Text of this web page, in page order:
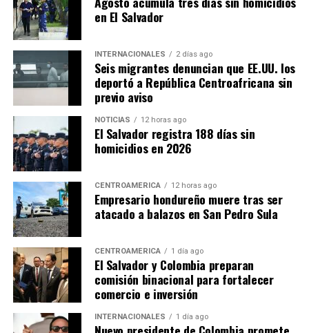
en El Salvador
INTERNACIONALES 2 días ago
Seis migrantes denuncian que EE.UU. los
deportó a República Centroafricana sin
previo aviso
NOTICIAS 12 horas ago
El Salvador registra 188 días sin
homicidios en 2026
CENTROAMÉRICA 12 horas ago
Empresario hondureño muere tras ser
atacado a balazos en San Pedro Sula
CENTROAMÉRICA 1 día ago
El Salvador y Colombia preparan
comisión binacional para fortalecer
comercio e inversión
INTERNACIONALES 1 día ago